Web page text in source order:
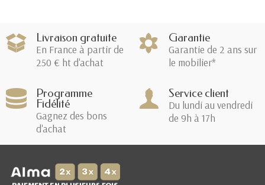
Livraison gratuite
En France à partir de
250 € ht d'achat
Garantie
Garantie de 2 ans sur
le mobilier*
Programme
Fidélité
Gagnez des bons
d'achat
Service client
Du lundi au vendredi
de 9h à 17h